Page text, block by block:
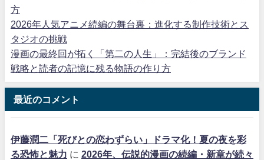
方
2026年人気アニメ続編の舞台裏：進化する制作技術とス
タジオの挑戦
漫画の最終回が拓く「第二の人生」：完結後のブランド
戦略と読者の記憶に残る物語の作り方
最近のコメント
伊藤潤二「死びとの恋わずらい」ドラマ化！夏の夜を彩
る恐怖と魅力 に 2026年、伝説的漫画の続編・新章が続々